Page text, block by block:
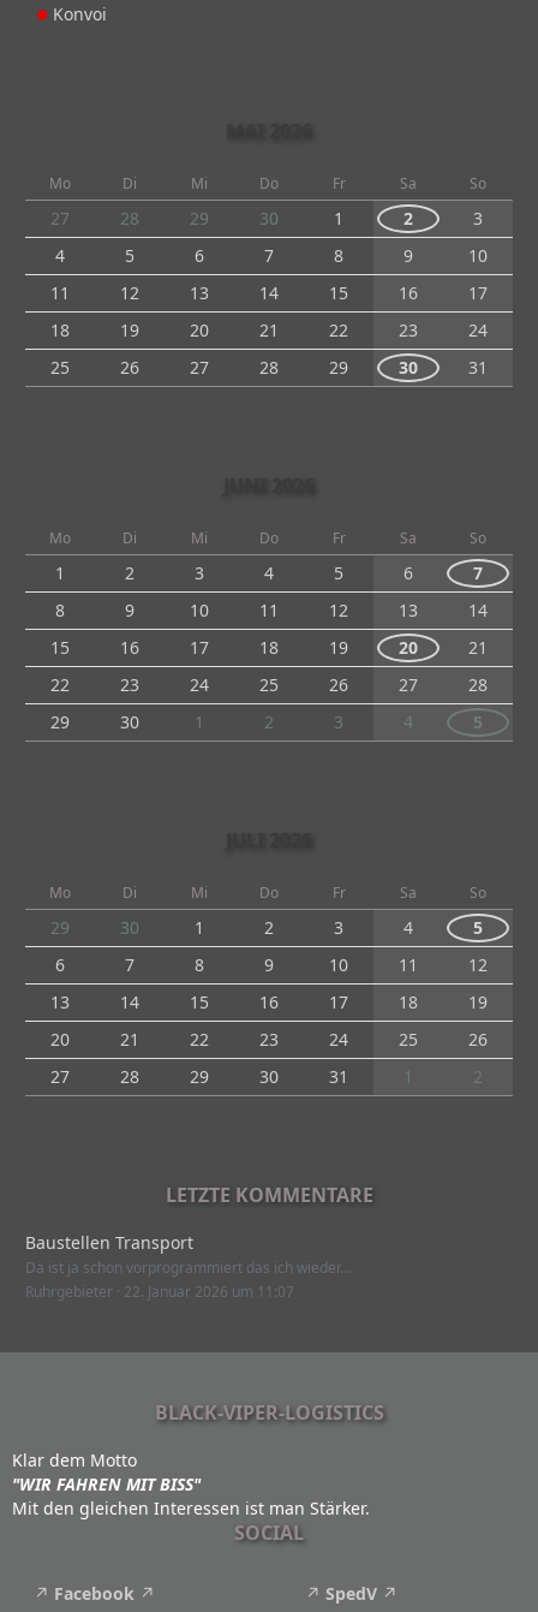
Konvoi
Mo Di Mi Do Fr Sa So
27 28 29 30 1 2
3
4
5 6 7 8 9
10
11
12 13 14 15 16
17
18
19 20 21 22 23
24
25
26 27 28 29 30 31
Mo Di Mi Do Fr Sa So
1 2 3 4 5 6
7
8
9 10 11 12 13
14
15
16 17 18 19 20
21
22
23 24 25 26 27
28
29
30 1 2 3 4 5
Mo Di Mi Do Fr Sa So
29 30 1 2 3 4
5
6
7 8 9 10 11
12
13
14 15 16 17 18
19
20
21 22 23 24 25
26
27
28 29 30 31 1 2
LETZTE KOMMENTARE
Baustellen Transport
Da ist ja schon vorprogrammiert das ich wieder…
Ruhrgebieter 22. Januar 2026 um 11:07
BLACK-VIPER-LOGISTICS
Klar dem Motto
"WIR FAHREN MIT BISS"
Mit den gleichen Interessen ist man Stärker.
SOCIAL
Facebook SpedV